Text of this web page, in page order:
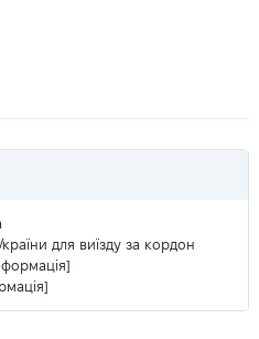
для виїзду за кордон